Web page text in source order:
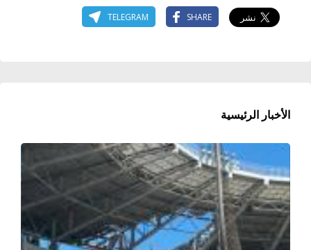
SHARE
TELEGRAM
الأخبار الرئيسية